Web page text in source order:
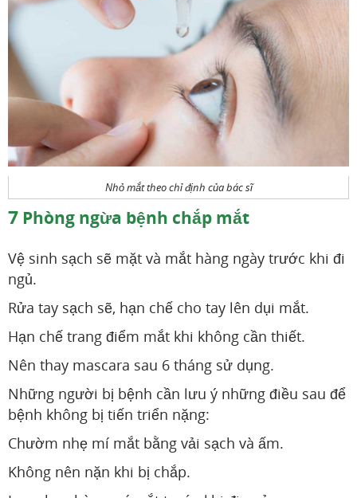
Nhỏ mắt theo chỉ định của bác sĩ
7 Phòng ngừa bệnh chắp mắt
Vệ sinh sạch sẽ mặt và mắt hàng ngày trước khi đi
ngủ.
Rửa tay sạch sẽ, hạn chế cho tay lên dụi mắt.
Hạn chế trang điểm mắt khi không cần thiết.
Nên thay mascara sau 6 tháng sử dụng.
Những người bị bệnh cần lưu ý những điều sau để
bệnh không bị tiến triển nặng:
Chườm nhẹ mí mắt bằng vải sạch và ấm.
Không nên nặn khi bị chắp.